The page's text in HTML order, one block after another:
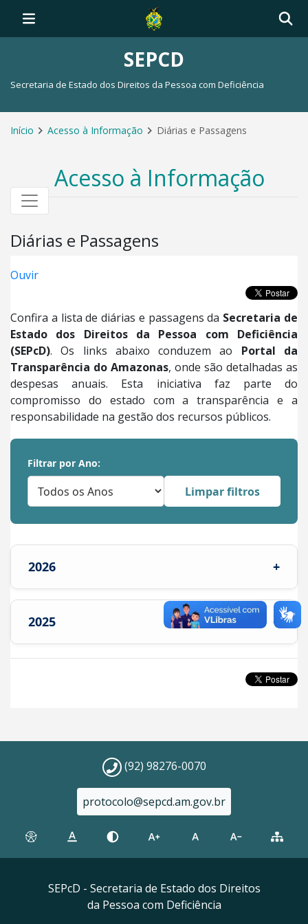
SEPCD
Secretaria de Estado dos Direitos da Pessoa com Deficiência
Início Acesso à Informação Diárias e Passagens
Acesso à Informação
Diárias e Passagens
Ouvir
Confira a lista de diárias e passagens da Secretaria de
Estado dos Direitos da Pessoa com Deficiência
(SEPcD). Os links abaixo conduzem ao Portal da
Transparência do Amazonas, onde são detalhadas as
despesas anuais. Esta iniciativa faz parte do
compromisso do estado com a transparência e a
responsabilidade na gestão dos recursos públicos.
Filtrar por Ano:
Limpar filtros
2026 +
2025 +
(92) 98276-0070
protocolo@sepcd.am.gov.br
SEPcD - Secretaria de Estado dos Direitos
da Pessoa com Deficiência